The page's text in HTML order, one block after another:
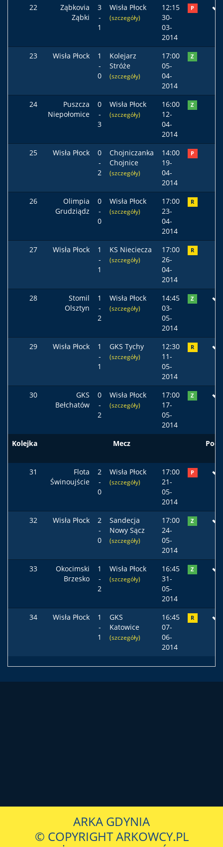
22
Ząbkovia
Ząbki
3
-
1
Wisła Płock
(szczegóły)
12:15
30-
03-
2014
P
23 Wisła Płock
1
-
0
Kolejarz
Stróże
(szczegóły)
17:00
05-
04-
2014
Z
24
Puszcza
Niepołomice
0
-
3
Wisła Płock
(szczegóły)
16:00
12-
04-
2014
Z
25 Wisła Płock
0
-
2
Chojniczanka
Chojnice
(szczegóły)
14:00
19-
04-
2014
P
26
Olimpia
Grudziądz
0
-
0
Wisła Płock
(szczegóły)
17:00
23-
04-
2014
R
27 Wisła Płock
1
-
1
KS Nieciecza
(szczegóły)
17:00
26-
04-
2014
R
28
Stomil
Olsztyn
1
-
2
Wisła Płock
(szczegóły)
14:45
03-
05-
2014
Z
29 Wisła Płock
1
-
1
GKS Tychy
(szczegóły)
12:30
11-
05-
2014
R
30
GKS
Bełchatów
0
-
2
Wisła Płock
(szczegóły)
17:00
17-
05-
2014
Z
Kolejka Mecz
31
Flota
Świnoujście
2
-
0
Wisła Płock
(szczegóły)
17:00
21-
05-
2014
P
32 Wisła Płock
2
-
0
Sandecja
Nowy Sącz
(szczegóły)
17:00
24-
05-
2014
Z
33
Okocimski
Brzesko
1
-
2
Wisła Płock
(szczegóły)
16:45
31-
05-
2014
Z
34 Wisła Płock
1
-
1
GKS
Katowice
(szczegóły)
16:45
07-
06-
2014
R
ARKA GDYNIA
© COPYRIGHT ARKOWCY.PL